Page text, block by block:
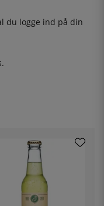
du logge ind på din